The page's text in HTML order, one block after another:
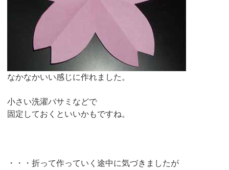
なかなかいい感じに作れました。
小さい洗濯バサミなどで
固定しておくといいかもですね。
・・・折って作っていく途中に気づきましたが